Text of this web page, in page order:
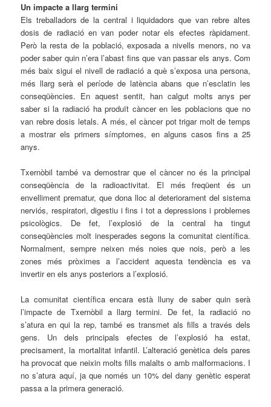
Un impacte a llarg termini
Els treballadors de la central i liquidadors que van rebre altes
dosis de radiació en van poder notar els efectes ràpidament.
Però la resta de la població, exposada a nivells menors, no va
poder saber quin n’era l’abast fins que van passar els anys. Com
més baix sigui el nivell de radiació a què s’exposa una persona,
més llarg serà el període de latència abans que n’esclatin les
conseqüències. En aquest sentit, han calgut molts anys per
saber si la radiació ha produït càncer en les poblacions que no
van rebre dosis letals. A més, el càncer pot trigar molt de temps
a mostrar els primers símptomes, en alguns casos fins a 25
anys.
Txernòbil també va demostrar que el càncer no és la principal
conseqüència de la radioactivitat. El més freqüent és un
envelliment prematur, que dona lloc al deteriorament del sistema
nerviós, respiratori, digestiu i fins i tot a depressions i problemes
psicològics. De fet, l’explosió de la central ha tingut
conseqüències molt inesperades segons la comunitat científica.
Normalment, sempre neixen més noies que nois, però a les
zones més pròximes a l’accident aquesta tendència es va
invertir en els anys posteriors a l’explosió.
La comunitat científica encara està lluny de saber quin serà
l’impacte de Txernòbil a llarg termini. De fet, la radiació no
s’atura en qui la rep, també es transmet als fills a través dels
gens. Un dels principals efectes de l’explosió ha estat,
precisament, la mortalitat infantil. L’alteració genètica dels pares
ha provocat que neixin molts fills malalts o amb malformacions. I
no s’atura aquí, ja que només un 10% del dany genètic esperat
passa a la primera generació.